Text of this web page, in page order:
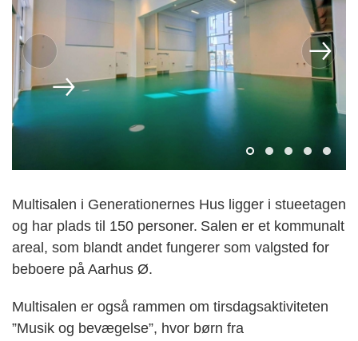
Multisalen i Generationernes Hus ligger i stueetagen
og har plads til 150 personer. Salen er et kommunalt
areal, som blandt andet fungerer som valgsted for
beboere på Aarhus Ø.
Multisalen er også rammen om tirsdagsaktiviteten
”Musik og bevægelse”, hvor børn fra